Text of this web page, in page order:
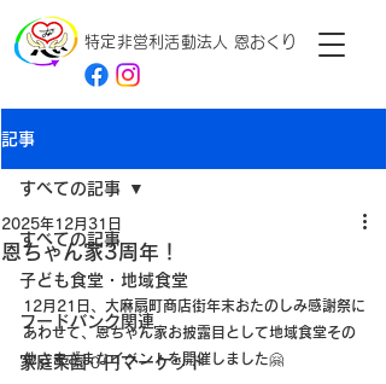
特定非営利活動法人 恩おくり
記事
すべての記事
子ども食堂・地域食堂
フードバンク関連
家庭菜園０円マーケット
すべての記事
恩ちゃん家3周年！
2025年12月31日
12月21日、大麻扇町商店街年末おたのしみ感謝祭に
あわせて、恩ちゃん家お披露目として地域食堂その
他さまざまなイベントを開催しました🤗